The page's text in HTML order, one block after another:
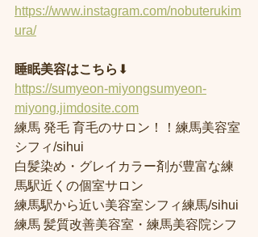
https://www.instagram.com/nobuterukim
ura/
睡眠美容はこちら ⬇︎
https://sumyeon-miyongsumyeon-
miyong.jimdosite.com
練馬 発毛 育毛のサロン！！練馬美容室
シフィ/sihui
白髪染め・グレイカラー剤が豊富な練
馬駅近くの個室サロン
練馬駅から近い美容室シフィ練馬/sihui
練馬 髪質改善美容室・練馬美容院シフ